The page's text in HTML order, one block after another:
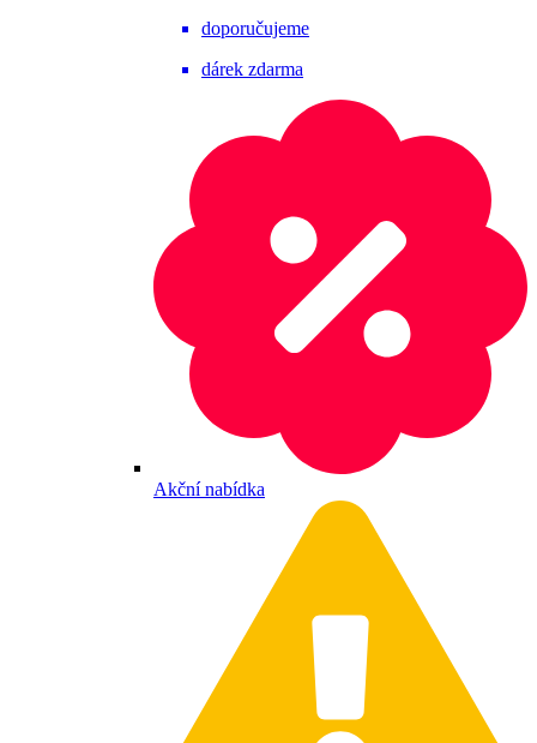
doporučujeme
dárek zdarma
Akční nabídka